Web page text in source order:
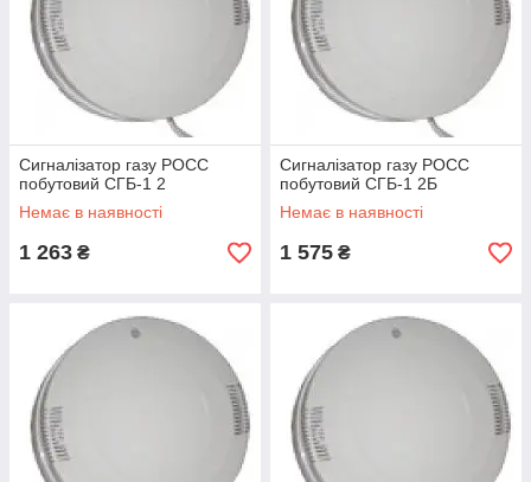
Сигналізатор газу РОСС
побутовий СГБ-1 2
Немає в наявності
1 263 ₴
Сигналізатор газу РОСС
побутовий СГБ-1 2Б
Немає в наявності
1 575 ₴